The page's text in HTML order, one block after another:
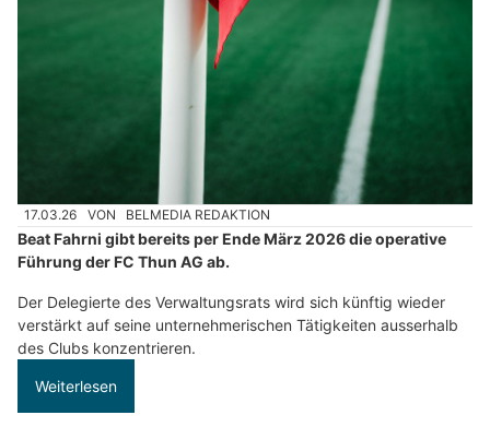
17.03.26 VON BELMEDIA REDAKTION
Beat Fahrni gibt bereits per Ende März 2026 die operative
Führung der FC Thun AG ab.
Der Delegierte des Verwaltungsrats wird sich künftig wieder
verstärkt auf seine unternehmerischen Tätigkeiten ausserhalb
des Clubs konzentrieren.
Weiterlesen